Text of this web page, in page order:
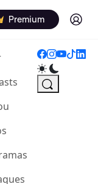
Premium Log in
(current)